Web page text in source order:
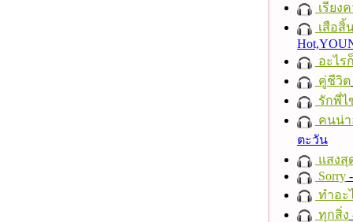
เรียง
เสือสิ้
อะไร
คู่ชีวิต
รักพี่ไ
คนน่
ตะวัน
แสงสุ
Sorry
ทำอะ
ทุกสิ่ง